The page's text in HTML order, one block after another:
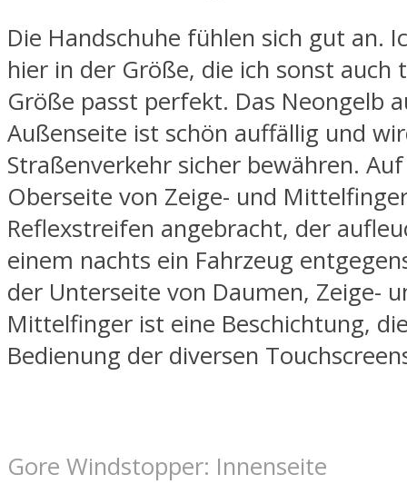
Die Handschuhe fühlen sich gut an.
hier in der Größe, die ich sonst auch
Größe passt perfekt. Das Neongelb
Außenseite ist schön auffällig und
Straßenverkehr sicher bewähren.
Oberseite von Zeige- und
Reflexstreifen angebracht, der
einem nachts ein Fahrzeug
der Unterseite von Daumen, Zeige-
Mittelfinger ist eine Beschichtung,
Bedienung der diversen
Gore Windstopper: Innenseite